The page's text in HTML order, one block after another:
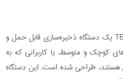
ذخیره‌ساز تحت شبکه کیونپ مدل TBS-464-8G یک دستگاه ذخیره‌سازی قابل حمل و
کوچک و متوسط، یا کاربرانی که به
طراحی شده است. این دستگاه